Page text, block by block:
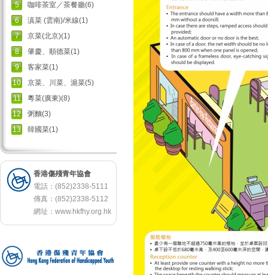
5
咖啡茶室／茶餐廳(6)
6
滇菜 (雲南)/米線(1)
7
京菜(北京)(1)
8
肇慶、順德菜(1)
9
客家菜(1)
10
京菜、川菜、滬菜(5)
11
粵菜(廣東)(8)
12
粥麵(3)
13
韓國菜(1)
香港傷殘青年協會
電話：(852)2338-5111
傳真：(852)2338-5112
網址： www.hkfhy.org.hk